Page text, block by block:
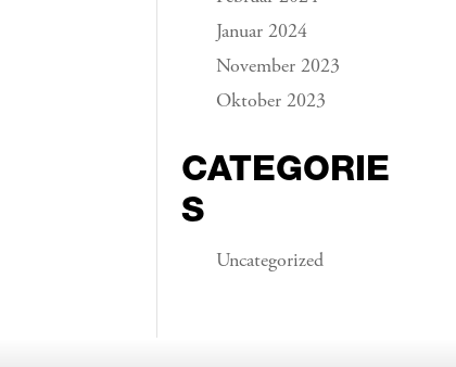
Januar 2024
November 2023
Oktober 2023
CATEGORIE
S
Uncategorized